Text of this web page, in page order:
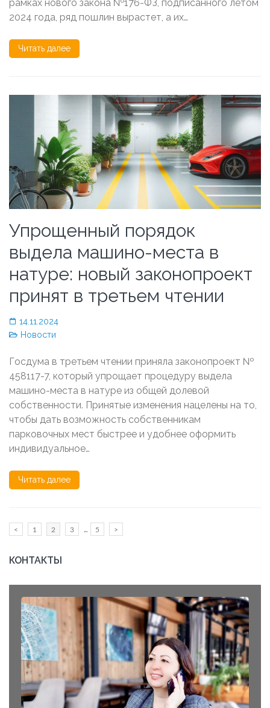
рамках нового закона №176-ФЗ, подписанного летом
2024 года, ряд пошлин вырастет, а их…
Читать далее
Упрощенный порядок
выдела машино-места в
натуре: новый законопроект
принят в третьем чтении
14.11.2024
Новости
Госдума в третьем чтении приняла законопроект №
458117-7, который упрощает процедуру выдела
машино-места в натуре из общей долевой
собственности. Принятые изменения нацелены на то,
чтобы дать возможность собственникам
парковочных мест быстрее и удобнее оформить
индивидуальное…
Читать далее
Пагинация
< Page
1 Page
2 Page
3 … Page
5 >
КОНТАКТЫ